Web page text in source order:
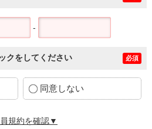
-
クをしてください 必須
同意しない
規約を確認▼